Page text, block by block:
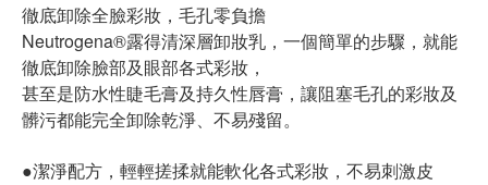
徹底卸除全臉彩妝，毛孔零負擔
Neutrogena®露得清深層卸妝乳，一個簡單的步驟，就能
徹底卸除臉部及眼部各式彩妝，
甚至是防水性睫毛膏及持久性唇膏，讓阻塞毛孔的彩妝及
髒污都能完全卸除乾淨、不易殘留。
●潔淨配方，輕輕搓揉就能軟化各式彩妝，不易刺激皮